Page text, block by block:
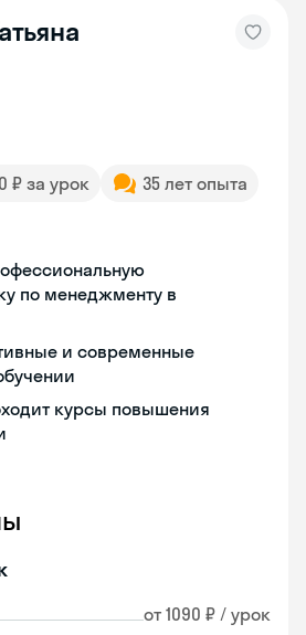
₽ за урок
35 лет опыта
по менеджменту в
и современные
курсы повышения
от 1090 ₽ / урок